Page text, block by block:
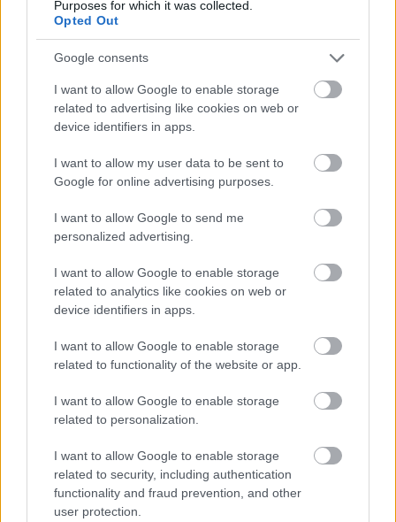
Purposes for which it was collected.
Opted Out
Google consents
I want to allow Google to enable storage
related to advertising like cookies on web or
device identifiers in apps.
I want to allow my user data to be sent to
Google for online advertising purposes.
I want to allow Google to send me
personalized advertising.
I want to allow Google to enable storage
related to analytics like cookies on web or
device identifiers in apps.
I want to allow Google to enable storage
related to functionality of the website or app.
I want to allow Google to enable storage
related to personalization.
I want to allow Google to enable storage
related to security, including authentication
functionality and fraud prevention, and other
user protection.
τους επόμενους μήνες, με δεδομένο πως πολλά τοπικά
εργοστάσια έχουν αναστείλει την παραγωγής του λόγω
ελλείψεων στην αγορά microchips.
ΔΙΑΒΑΣΤΕ ΕΠΙΣΗΣ
Το νέο αυτοκίνητο του Πάπα θα είναι